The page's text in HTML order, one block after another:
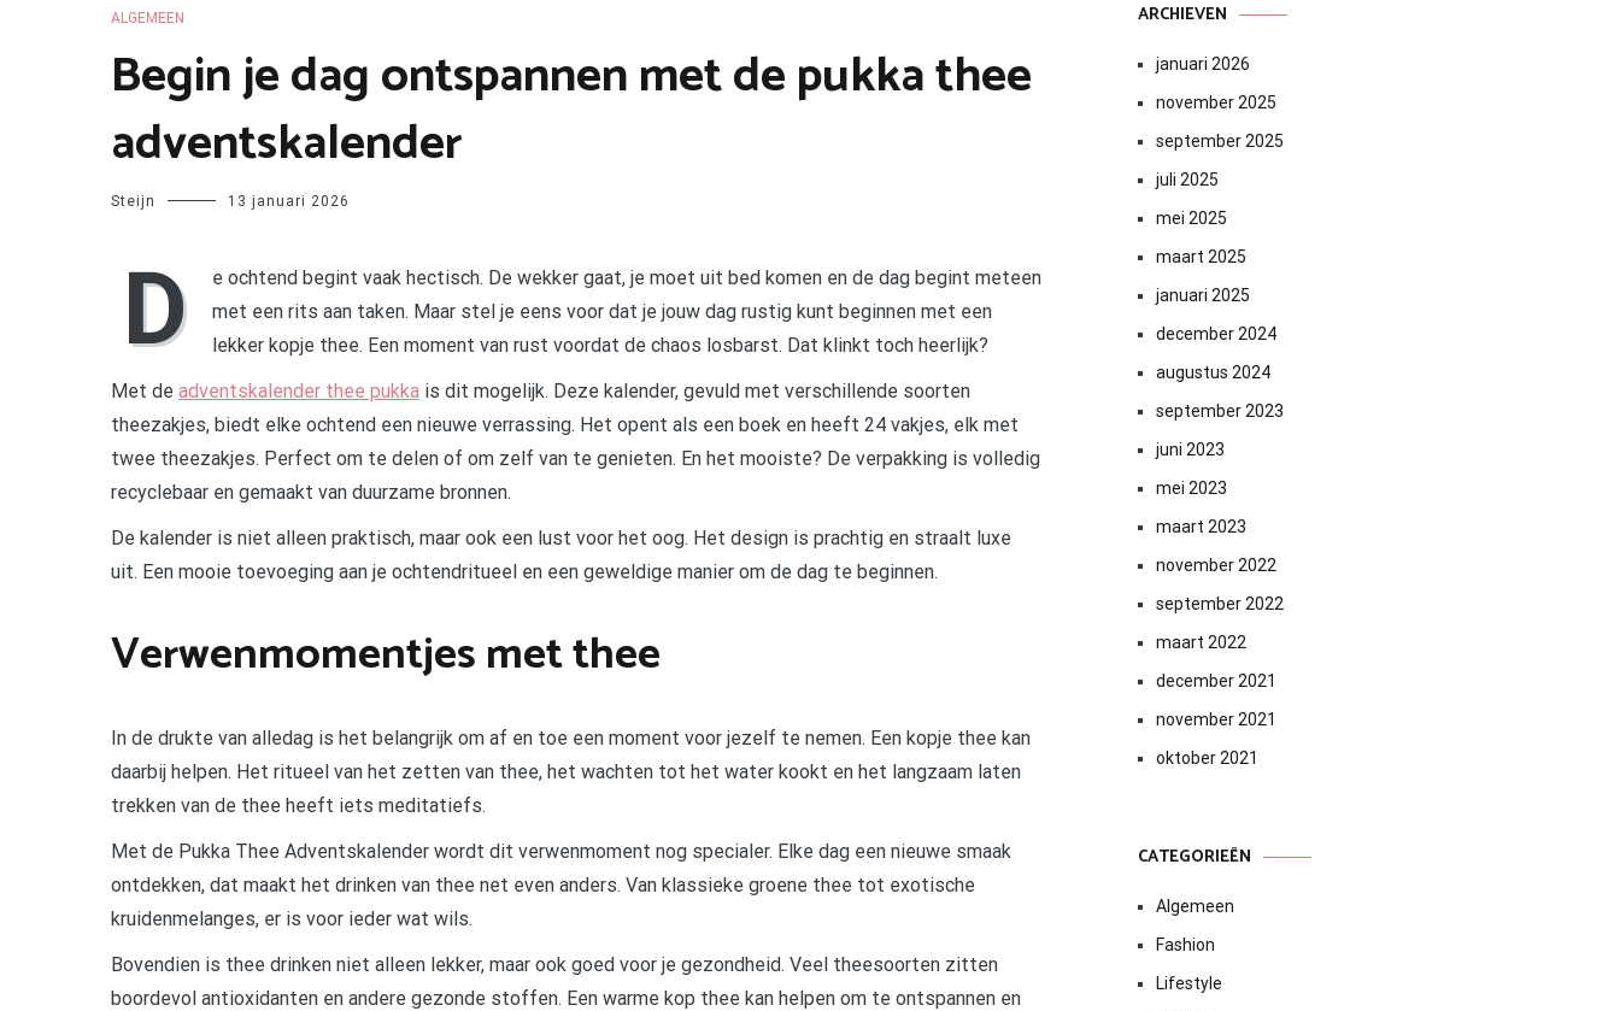
ALGEMEEN
Begin je dag ontspannen met de pukka thee
adventskalender
Steijn 13 januari 2026
D
e ochtend begint vaak hectisch. De wekker gaat, je moet uit bed komen en de dag begint meteen
met een rits aan taken. Maar stel je eens voor dat je jouw dag rustig kunt beginnen met een
lekker kopje thee. Een moment van rust voordat de chaos losbarst. Dat klinkt toch heerlijk?
Met de adventskalender thee pukka is dit mogelijk. Deze kalender, gevuld met verschillende soorten
theezakjes, biedt elke ochtend een nieuwe verrassing. Het opent als een boek en heeft 24 vakjes, elk met
twee theezakjes. Perfect om te delen of om zelf van te genieten. En het mooiste? De verpakking is volledig
recyclebaar en gemaakt van duurzame bronnen.
De kalender is niet alleen praktisch, maar ook een lust voor het oog. Het design is prachtig en straalt luxe
uit. Een mooie toevoeging aan je ochtendritueel en een geweldige manier om de dag te beginnen.
Verwenmomentjes met thee
In de drukte van alledag is het belangrijk om af en toe een moment voor jezelf te nemen. Een kopje thee kan
daarbij helpen. Het ritueel van het zetten van thee, het wachten tot het water kookt en het langzaam laten
trekken van de thee heeft iets meditatiefs.
Met de Pukka Thee Adventskalender wordt dit verwenmoment nog specialer. Elke dag een nieuwe smaak
ontdekken, dat maakt het drinken van thee net even anders. Van klassieke groene thee tot exotische
kruidenmelanges, er is voor ieder wat wils.
Bovendien is thee drinken niet alleen lekker, maar ook goed voor je gezondheid. Veel theesoorten zitten
boordevol antioxidanten en andere gezonde stoffen. Een warme kop thee kan helpen om te ontspannen en
ARCHIEVEN
januari 2026
november 2025
september 2025
juli 2025
mei 2025
maart 2025
januari 2025
december 2024
augustus 2024
september 2023
juni 2023
mei 2023
maart 2023
november 2022
september 2022
maart 2022
december 2021
november 2021
oktober 2021
CATEGORIEËN
Algemeen
Fashion
Lifestyle